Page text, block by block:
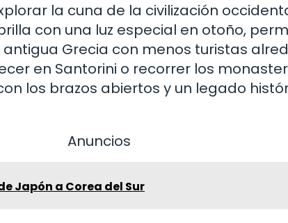
la cuna de la civilización
con una luz especial en otoño,
Grecia con menos turistas
en Santorini o recorrer los
los brazos abiertos y un legado
Anuncios
Japón a Corea del Sur